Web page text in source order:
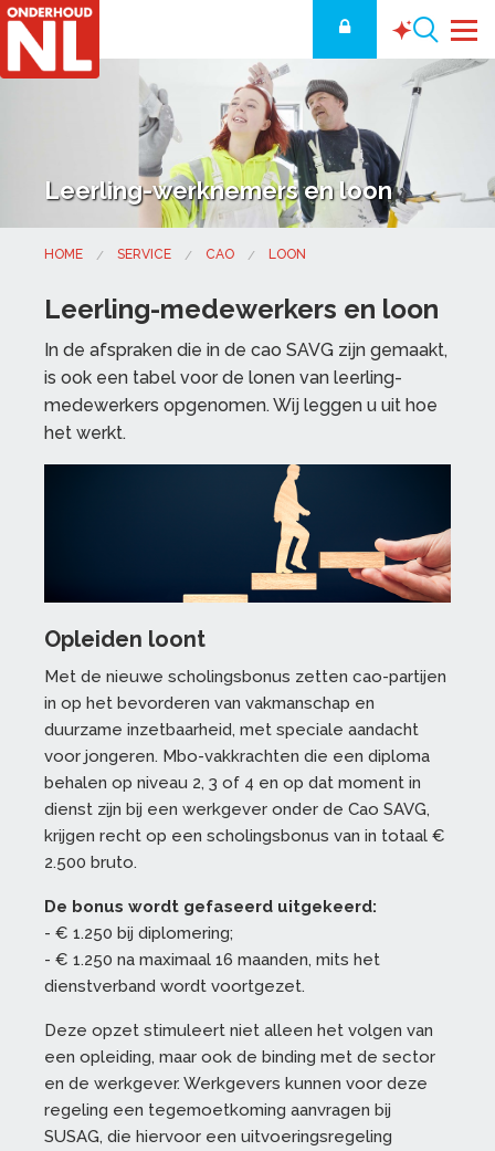
Leerling-werknemers en loon
HOME SERVICE CAO LOON
Leerling-medewerkers en loon
In de afspraken die in de cao SAVG zijn gemaakt,
is ook een tabel voor de lonen van leerling-
medewerkers opgenomen. Wij leggen u uit hoe
het werkt.
Opleiden loont
Met de nieuwe scholingsbonus zetten cao-partijen
in op het bevorderen van vakmanschap en
duurzame inzetbaarheid, met speciale aandacht
voor jongeren. Mbo-vakkrachten die een diploma
behalen op niveau 2, 3 of 4 en op dat moment in
dienst zijn bij een werkgever onder de Cao SAVG,
krijgen recht op een scholingsbonus van in totaal €
2.500 bruto.
De bonus wordt gefaseerd uitgekeerd:
- € 1.250 bij diplomering;
- € 1.250 na maximaal 16 maanden, mits het
dienstverband wordt voortgezet.
Deze opzet stimuleert niet alleen het volgen van
een opleiding, maar ook de binding met de sector
en de werkgever. Werkgevers kunnen voor deze
regeling een tegemoetkoming aanvragen bij
SUSAG, die hiervoor een uitvoeringsregeling